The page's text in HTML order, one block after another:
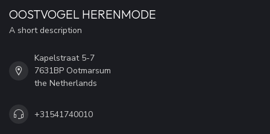
OOSTVOGEL HERENMODE
A short description
Kapelstraat 5-7
7631BP Ootmarsum
the Netherlands
+31541740010